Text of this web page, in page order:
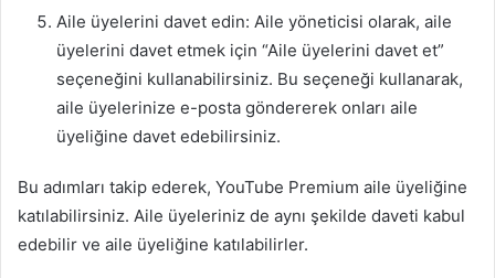
Aile üyelerini davet edin: Aile yöneticisi olarak, aile
üyelerini davet etmek için “Aile üyelerini davet et”
seçeneğini kullanabilirsiniz. Bu seçeneği kullanarak,
aile üyelerinize e-posta göndererek onları aile
üyeliğine davet edebilirsiniz.
Bu adımları takip ederek, YouTube Premium aile üyeliğine
katılabilirsiniz. Aile üyeleriniz de aynı şekilde daveti kabul
edebilir ve aile üyeliğine katılabilirler.